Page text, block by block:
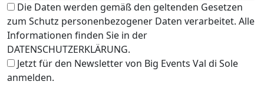
Die Daten werden gemäß den geltenden Gesetzen
zum Schutz personenbezogener Daten verarbeitet. Alle
Informationen finden Sie in der
DATENSCHUTZERKLÄRUNG.
Jetzt für den Newsletter von Big Events Val di Sole
anmelden.